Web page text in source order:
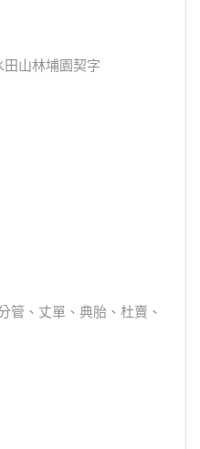
山林埔園契字
管、丈單、典胎、杜賣、